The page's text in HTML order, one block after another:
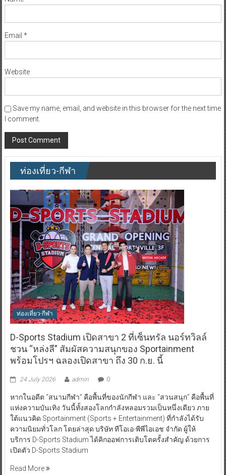
Email *
Website
Save my name, email, and website in this browser for the next time
I comment.
ท่องเที่ยว-กีฬา
ท่องเที่ยว-กีฬา
D-Sports Stadium เปิดสาขา 2 ที่เซ็นทรัล นอร์ทวิลล์
ชวน “หล่งลี” สัมผัสความสนุกของ Sportainment
พร้อมโปรฯ ฉลองเปิดสาขา ถึง 30 ก.ย. นี้
24 July 2026 admin 0
หากในอดีต “สนามกีฬา” คือพื้นที่ของนักกีฬา และ “สวนสนุก” คือพื้นที่
แห่งความบันเทิง วันนี้ทั้งสองโลกกำลังหลอมรวมเป็นหนึ่งเดียว ภาย
ใต้แนวคิด Sportainment (Sports + Entertainment) ที่กำลังได้รับ
ความนิยมทั่วโลก โดยล่าสุด บริษัท ทีโอเอ-พีพีไอเอช จำกัด ผู้ให้
บริการ D-Sports Stadium ได้คิกออฟการเติบโตครั้งสำคัญ ด้วยการ
เปิดตัว D-Sports Stadium
Read More